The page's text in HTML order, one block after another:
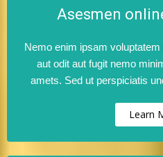
Asesmen
Nemo enim ipsam
aut odit aut fugit nemo
amets. Sed ut perspiciatis
Learn